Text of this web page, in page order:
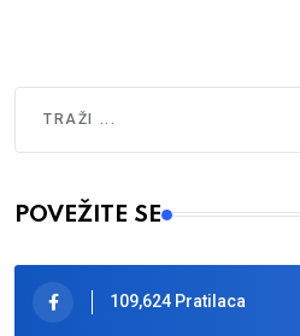
Type 2 or more characters for
POVEŽITE SE
109,624 Pratilaca